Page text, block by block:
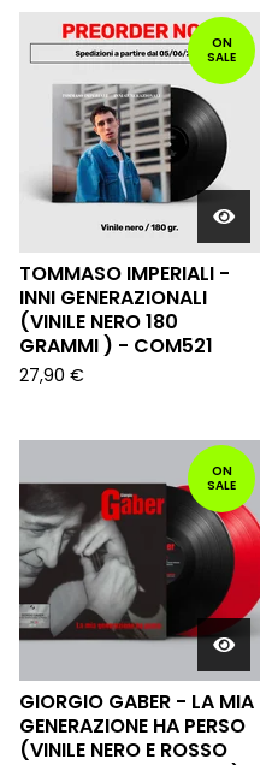
ON
SALE
TOMMASO IMPERIALI -
INNI GENERAZIONALI
(VINILE NERO 180
GRAMMI ) - COM521
27,90 €
ON
SALE
GIORGIO GABER - LA MIA
GENERAZIONE HA PERSO
(VINILE NERO E ROSSO